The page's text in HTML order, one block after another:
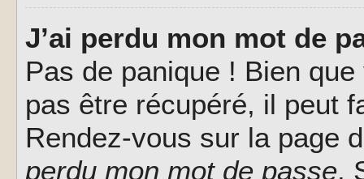
J’ai perdu mon mot de
Pas de panique ! Bien
pas être récupéré, il peut
Rendez-vous sur la page
perdu mon mot de passe.